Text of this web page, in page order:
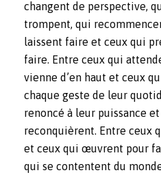
changent de perspective,
trompent, qui
laissent faire et ceux qui
faire. Entre ceux qui
vienne d’en haut et ceux
chaque geste de leur
renoncé à leur puissance
reconquièrent. Entre ceux
et ceux qui œuvrent pour
qui se contentent du